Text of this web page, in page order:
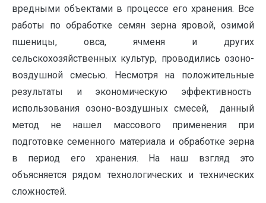
вредными объектами в процессе его хранения. Все
работы по обработке семян зерна яровой, озимой
пшеницы, овса, ячменя и других
сельскохозяйственных культур, проводились озоно-
воздушной смесью. Несмотря на положительные
результаты и экономическую эффективность
использования озоно-воздушных смесей, данный
метод не нашел массового применения при
подготовке семенного материала и обработке зерна
в период его хранения. На наш взгляд это
объясняется рядом технологических и технических
сложностей.